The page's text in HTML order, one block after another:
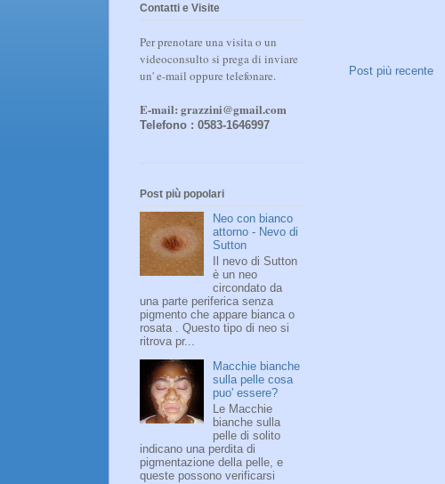
Post più recente
Contatti e Visite
Per prenotare una visita o un
videoconsulto si prega di inviare
un' e-mail oppure telefonare.
E-mail: grazzini@gmail.com
Telefono : 0583-1646997
Post più popolari
Neo con bianco
attorno - Nevo di
Sutton
Il nevo di Sutton
è un neo
circondato da
una parte periferica senza
pigmento che appare bianca o
rosata . Questo tipo di neo si
ritrova pr...
Macchie bianche
sulla pelle cosa
puo' essere?
Le Macchie
bianche sulla
pelle di solito
indicano una perdita di
pigmentazione della pelle, e
queste possono verificarsi